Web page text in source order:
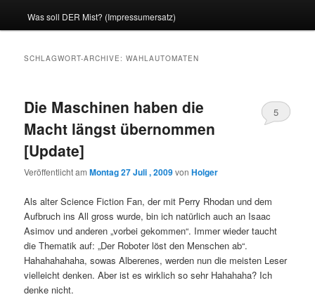
Inhalt
sekundären
Was soll DER Mist? (Impressumersatz)
SCHLAGWORT-ARCHIVE:WAHLAUTOMATEN
Die Maschinen haben die
Macht längst übernommen
[Update]
Veröffentlicht amMontag 27 Juli , 2009vonHolger
5
Als alter Science Fiction Fan, der mit Perry Rhodan und dem
Aufbruch ins All gross wurde, bin ich natürlich auch an Isaac
Asimov und anderen „vorbei gekommen“. Immer wieder taucht
die Thematik auf: „Der Roboter löst den Menschen ab“.
Hahahahahaha, sowas Alberenes, werden nun die meisten Leser
vielleicht denken. Aber ist es wirklich so sehr Hahahaha? Ich
denke nicht.